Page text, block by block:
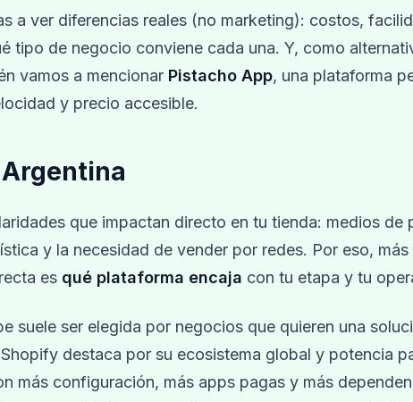
a ver diferencias reales (no marketing): costos,
tipo de negocio conviene cada una. Y, como
vamos a mencionar Pistacho App, una plataforma
y precio accesible.
que impactan directo en tu tienda: medios de
y la necesidad de vender por redes. Por eso,
es qué plataforma encaja con tu etapa y tu
suele ser elegida por negocios que quieren una
destaca por su ecosistema global y potencia
más configuración, más apps pagas y más